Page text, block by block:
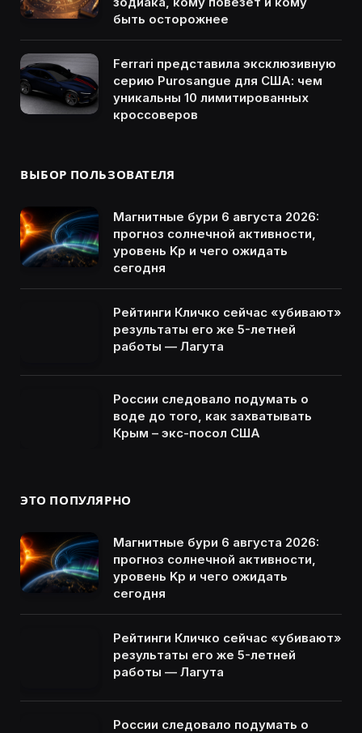
быть осторожнее
Ferrari представила эксклюзивную
серию Purosangue для США: чем
уникальны 10 лимитированных
кроссоверов
ВЫБОР ПОЛЬЗОВАТЕЛЯ
Магнитные бури 6 августа 2026:
прогноз солнечной активности,
уровень Kp и чего ожидать
сегодня
Рейтинги Кличко сейчас «убивают»
результаты его же 5-летней
работы — Лагута
России следовало подумать о
воде до того, как захватывать
Крым – экс-посол США
ЭТО ПОПУЛЯРНО
Магнитные бури 6 августа 2026:
прогноз солнечной активности,
уровень Kp и чего ожидать
сегодня
Рейтинги Кличко сейчас «убивают»
результаты его же 5-летней
работы — Лагута
России следовало подумать о